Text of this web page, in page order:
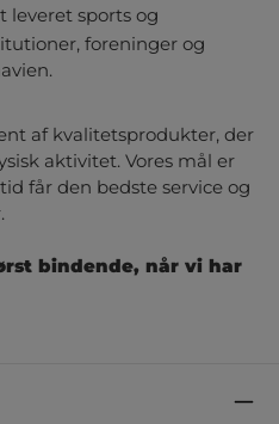
leveret sports og
foreninger og
af kvalitetsprodukter, der
aktivitet. Vores mål er
får den bedste service og
bindende, når vi har